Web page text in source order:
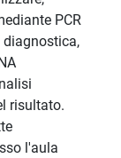
PCR
diagnostica,
risultato.
l'aula